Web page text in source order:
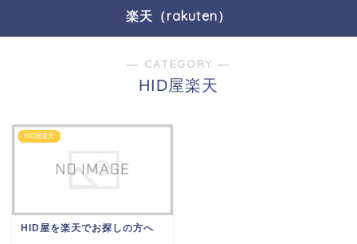
楽天（rakuten）
― CATEGORY ―
HID屋楽天
HID屋楽天
HID屋を楽天でお探しの方へ